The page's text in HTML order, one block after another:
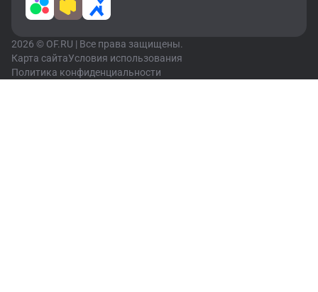
2026 © OF.RU | Все права защищены.
Карта сайтаУсловия использования
Политика конфиденциальности